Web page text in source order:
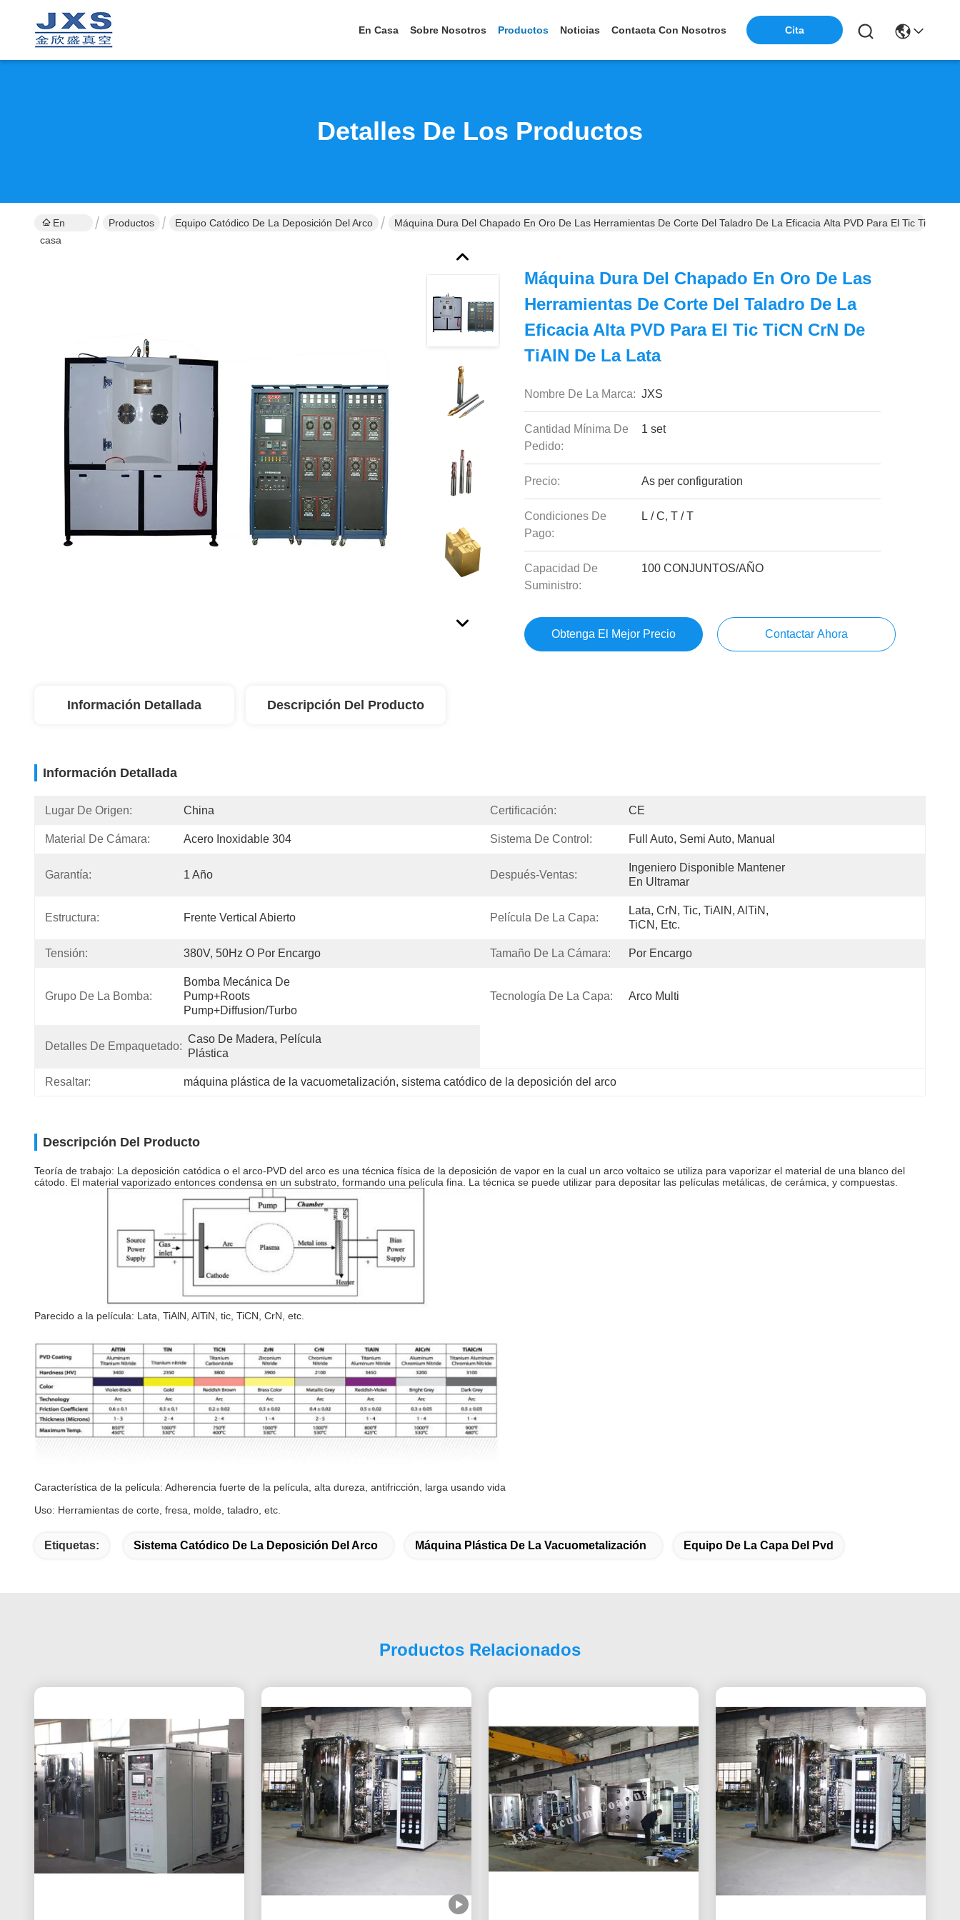
En Casa Sobre Nosotros Productos Noticias Contacta Con Nosotros Cita
Detalles De Los Productos
En
casa
Productos Equipo Catódico De La Deposición Del Arco Máquina Dura Del Chapado En Oro De Las Herramientas De Corte Del Taladro De La Eficacia Alta PVD Para El Tic TiCN
Máquina Dura Del Chapado En Oro De Las
Herramientas De Corte Del Taladro De La
Eficacia Alta PVD Para El Tic TiCN CrN De
TiAlN De La Lata
Nombre De La Marca: JXS
Cantidad Mínima De
Pedido:
1 set
Precio: As per configuration
Condiciones De
Pago:
L / C, T / T
Capacidad De
Suministro:
100 CONJUNTOS/AÑO
Obtenga El Mejor Precio Contactar Ahora
Información Detallada Descripción Del Producto
Información Detallada
Lugar De Origen: China Certificación: CE
Material De Cámara: Acero Inoxidable 304 Sistema De Control: Full Auto, Semi Auto, Manual
Garantía: 1 Año Después-Ventas:
Ingeniero Disponible Mantener
En Ultramar
Estructura: Frente Vertical Abierto Película De La Capa:
Lata, CrN, Tic, TiAlN, AlTiN,
TiCN, Etc.
Tensión: 380V, 50Hz O Por Encargo Tamaño De La Cámara: Por Encargo
Grupo De La Bomba:
Bomba Mecánica De
Pump+Roots
Pump+Diffusion/Turbo
Tecnología De La Capa: Arco Multi
Detalles De Empaquetado:
Caso De Madera, Película
Plástica
Resaltar: máquina plástica de la vacuometalización, sistema catódico de la deposición del arco
Descripción Del Producto
Teoría de trabajo: La deposición catódica o el arco-PVD del arco es una técnica física de la deposición de vapor en la cual un arco voltaico se utiliza para vaporizar el material de una blanco del
cátodo. El material vaporizado entonces condensa en un substrato, formando una película fina. La técnica se puede utilizar para depositar las películas metálicas, de cerámica, y compuestas.
Parecido a la película: Lata, TiAlN, AlTiN, tic, TiCN, CrN, etc.
Característica de la película: Adherencia fuerte de la película, alta dureza, antifricción, larga usando vida
Uso: Herramientas de corte, fresa, molde, taladro, etc.
Etiquetas: Sistema Catódico De La Deposición Del Arco Máquina Plástica De La Vacuometalización Equipo De La Capa Del Pvd
Productos Relacionados